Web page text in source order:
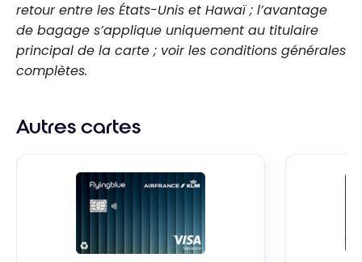
retour entre les États-Unis et Hawaï ; l’avantage
de bagage s’applique uniquement au titulaire
principal de la carte ; voir les conditions générales
complètes.
Autres cartes